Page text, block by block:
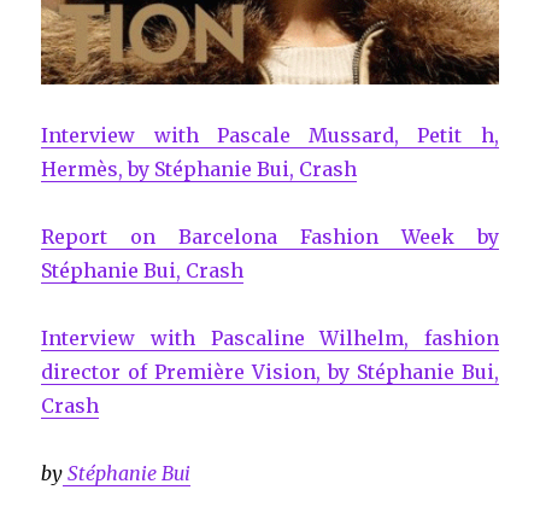
Interview with Pascale Mussard, Petit h,
Hermès, by Stéphanie Bui, Crash
Report on Barcelona Fashion Week by
Stéphanie Bui, Crash
Interview with Pascaline Wilhelm, fashion
director of Première Vision, by Stéphanie Bui,
Crash
by Stéphanie Bui